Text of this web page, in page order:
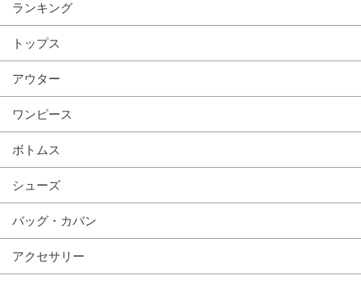
ランキング
トップス
アウター
ワンピース
ボトムス
シューズ
バッグ・カバン
アクセサリー